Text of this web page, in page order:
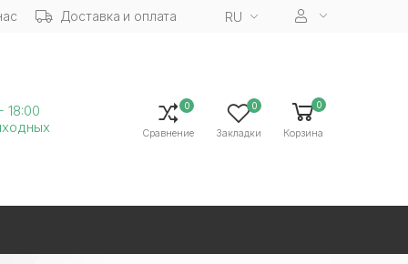
Доставка и оплата RU
18:00
0
Сравнение
0
Закладки
0
Корзина